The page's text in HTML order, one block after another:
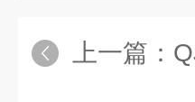
上一篇：